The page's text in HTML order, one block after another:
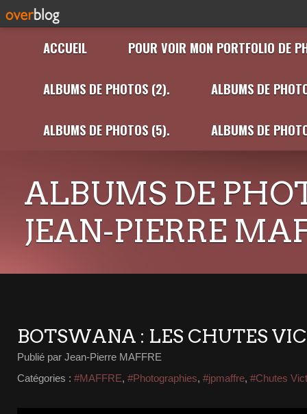
ACCUEIL POUR VOIR MON PORTFOLIO DE
ALBUMS DE PHOTOS (2). ALBUMS DE
ALBUMS DE PHOTOS (5). ALBUMS DE
ALBUMS DE
JEAN-PIERRE
BOTSWANA : LES CHUTES
Publié par Jean-Pierre MAFFRE
Catégories : #MAFFRE, #Photographies, #jpmaffre, #Chutes